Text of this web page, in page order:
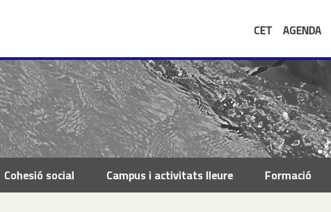
CET AGENDA
Cohesió social Campus i activitats lleure Formació